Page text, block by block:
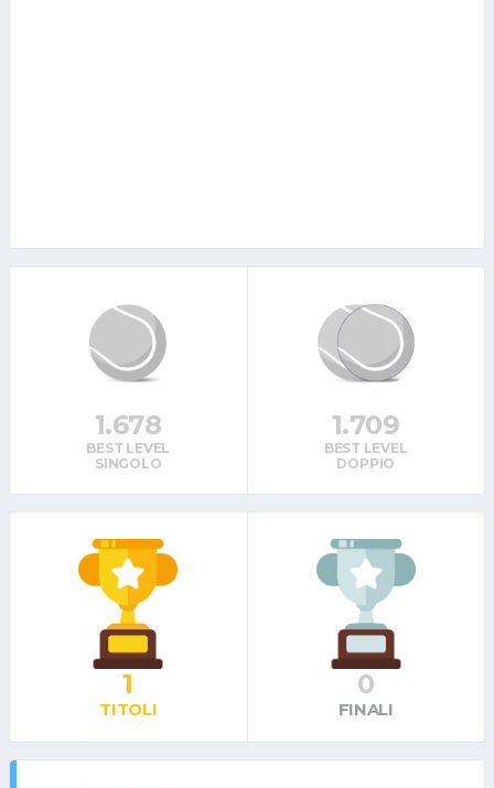
1.678
BEST LEVEL
SINGOLO
1.709
BEST LEVEL
DOPPIO
1
TITOLI
0
FINALI